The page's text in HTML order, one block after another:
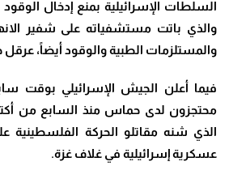
السلطات الإسرائيلية بمنع إدخال
والذي باتت مستشفياته على شفير
والمستلزمات الطبية والوقود أيضاً، عرقل
محتجزون لدى حماس منذ السابع من
الذي شنه مقاتلو الحركة
عسكرية إسرائيلية في غلاف غزة.